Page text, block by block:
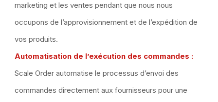
marketing et les ventes pendant que nous nous
occupons de l’approvisionnement et de l’expédition de
vos produits.
Automatisation de l’exécution des commandes :
Scale Order automatise le processus d’envoi des
commandes directement aux fournisseurs pour une